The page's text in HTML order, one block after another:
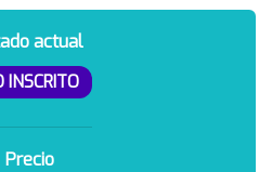
actual
INSCRITO
Precio